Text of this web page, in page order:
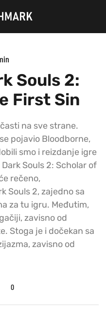
Souls 2:
First Sin
na sve strane.
pojavio Bloodborne,
smo i reizdanje igre
Souls 2: Scholar of
rečeno,
Souls 2, zajedno sa
za tu igru. Međutim,
zavisno od
Stoga je i dočekan sa
zavisno od
0